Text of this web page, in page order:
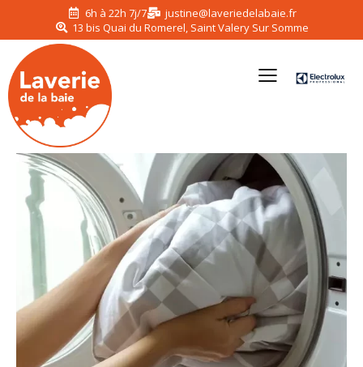
6h à 22h 7j/7
justine@laveriedelabaie.fr
13 bis Quai du Romerel, Saint Valery Sur Somme